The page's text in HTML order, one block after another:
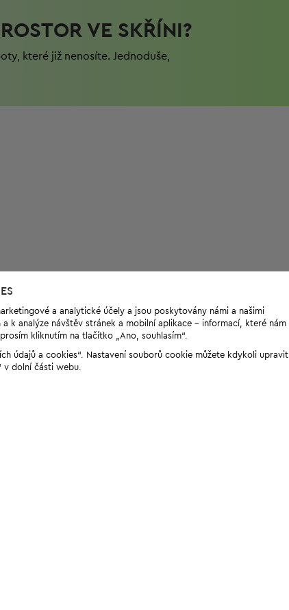
VE SKŘÍNI?
které již nenosíte. Jednoduše,
a analytické účely a jsou poskytovány námi a našimi
k analýze návštěv stránek a mobilní aplikace - informací, které nám
kliknutím na tlačítko „Ano, souhlasím“.
údajů a cookies“. Nastavení souborů cookie můžete kdykoli upravit
v dolní části webu.